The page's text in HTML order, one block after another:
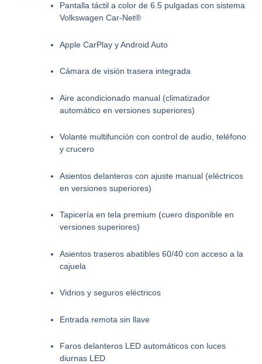
Pantalla táctil a color de 6.5 pulgadas con sistema
Volkswagen Car-Net®
Apple CarPlay y Android Auto
Cámara de visión trasera integrada
Aire acondicionado manual (climatizador
automático en versiones superiores)
Volante multifunción con control de audio, teléfono
y crucero
Asientos delanteros con ajuste manual (eléctricos
en versiones superiores)
Tapicería en tela premium (cuero disponible en
versiones superiores)
Asientos traseros abatibles 60/40 con acceso a la
cajuela
Vidrios y seguros eléctricos
Entrada remota sin llave
Faros delanteros LED automáticos con luces
diurnas LED